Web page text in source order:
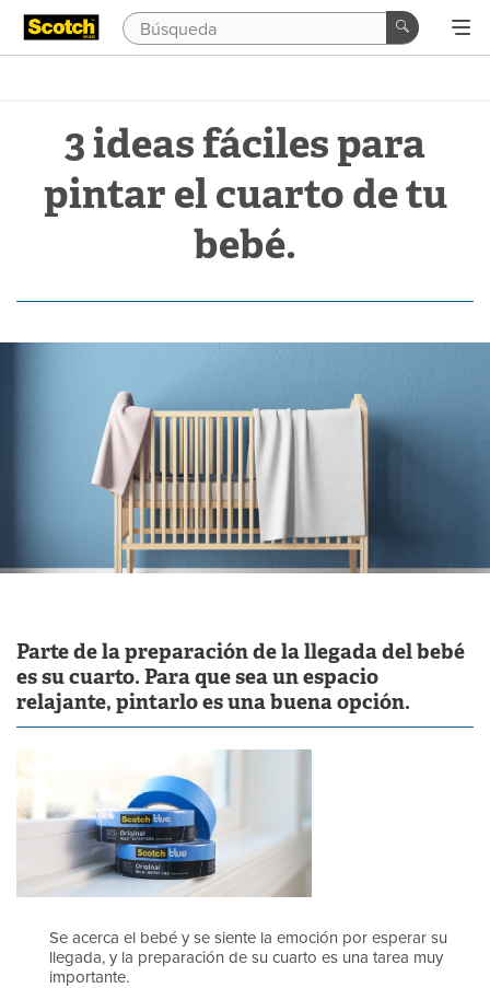
3 ideas fáciles para
pintar el cuarto de tu
bebé.
Parte de la preparación de la llegada del bebé
es su cuarto. Para que sea un espacio
relajante, pintarlo es una buena opción.
Se acerca el bebé y se siente la emoción por esperar su
llegada, y la preparación de su cuarto es una tarea muy
importante.